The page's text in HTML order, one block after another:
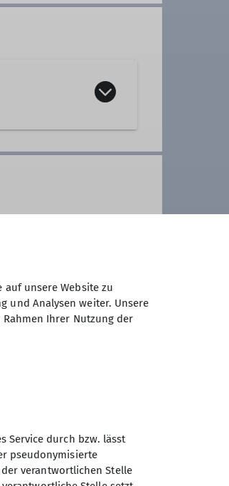
unsere Website zu
und Analysen weiter. Unsere
Ihrer Nutzung der
Service durch bzw. lässt
pseudonymisierte
verantwortlichen Stelle